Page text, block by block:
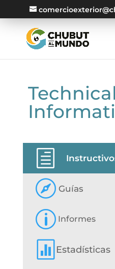
Technical
h
ㅤ Guías
pㅤ Informes
 ㅤEstadísticas